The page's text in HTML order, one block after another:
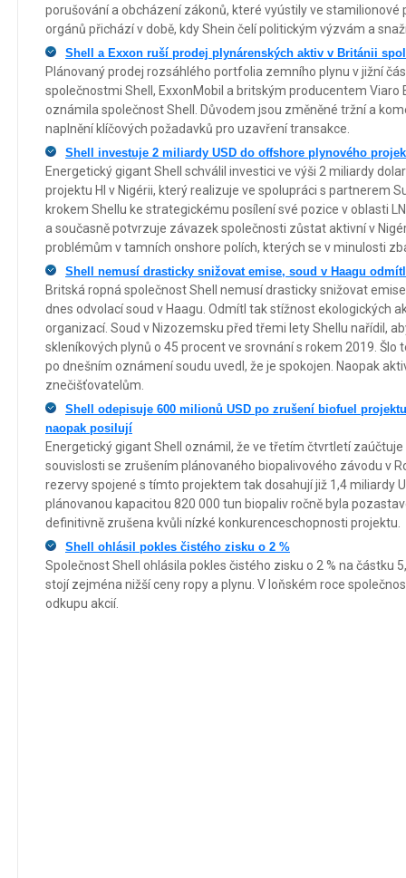
porušování a obcházení zákonů, které vyústily ve stamilionové
orgánů přichází v době, kdy Shein čelí politickým výzvám a
Shell a Exxon ruší prodej plynárenských aktiv v Británii
Plánovaný prodej rozsáhlého portfolia zemního plynu v jižní
společnostmi Shell, ExxonMobil a britským producentem Viaro
oznámila společnost Shell. Důvodem jsou změněné tržní a
naplnění klíčových požadavků pro uzavření transakce.
Shell investuje 2 miliardy USD do offshore plynového
Energetický gigant Shell schválil investici ve výši 2 miliardy
projektu HI v Nigérii, který realizuje ve spolupráci s partnerem
krokem Shellu ke strategickému posílení své pozice v oblasti
a současně potvrzuje závazek společnosti zůstat aktivní v
problémům v tamních onshore polích, kterých se v minulosti
Shell nemusí drasticky snižovat emise, soud v Haagu
Britská ropná společnost Shell nemusí drasticky snižovat
dnes odvolací soud v Haagu. Odmítl tak stížnost ekologických
organizací. Soud v Nizozemsku před třemi lety Shellu nařídil,
skleníkových plynů o 45 procent ve srovnání s rokem 2019. Šlo
po dnešním oznámení soudu uvedl, že je spokojen. Naopak
znečišťovatelům.
Shell odepisuje 600 milionů USD po zrušení biofuel
naopak posilují
Energetický gigant Shell oznámil, že ve třetím čtvrtletí
souvislosti se zrušením plánovaného biopalivového závodu v
rezervy spojené s tímto projektem tak dosahují již 1,4 miliardy
plánovanou kapacitou 820 000 tun biopaliv ročně byla
definitivně zrušena kvůli nízké konkurenceschopnosti projektu.
Shell ohlásil pokles čistého zisku o 2 %
Společnost Shell ohlásila pokles čistého zisku o 2 % na částku
stojí zejména nižší ceny ropy a plynu. V loňském roce
odkupu akcií.